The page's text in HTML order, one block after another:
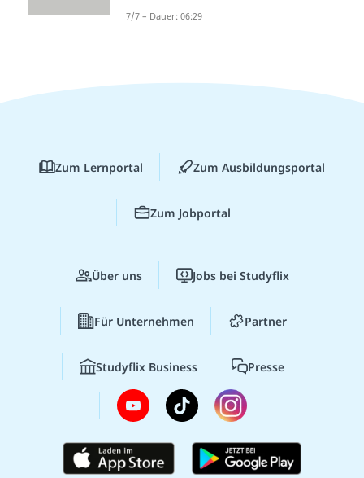
7/7 – Dauer: 06:29
Zum Lernportal Zum Ausbildungsportal
Zum Jobportal
Über uns Jobs bei Studyflix
Für Unternehmen Partner
Studyflix Business Presse